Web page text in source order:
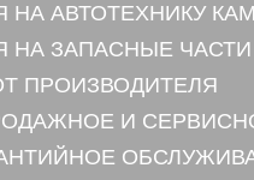
НА АВТОТЕХНИКУ
НА ЗАПАСНЫЕ ЧАСТИ
ПРОИЗВОДИТЕЛЯ
И